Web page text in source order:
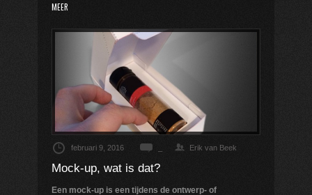
MEER
februari 9, 2016 Erik van Beek
Mock-up, wat is dat?
Een mock-up is een tijdens de ontwerp- of